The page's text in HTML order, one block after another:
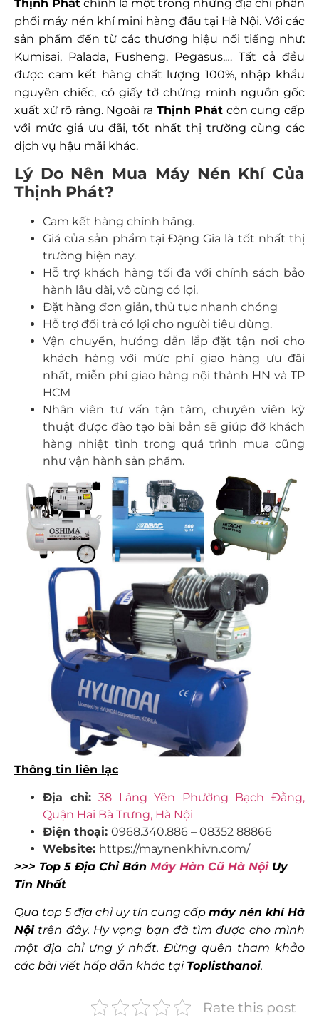
Thịnh Phát chính là một trong những địa chỉ phân
phối máy nén khí mini hàng đầu tại Hà Nội. Với các
sản phẩm đến từ các thương hiệu nổi tiếng như:
Kumisai, Palada, Fusheng, Pegasus,… Tất cả đều
được cam kết hàng chất lượng 100%, nhập khẩu
nguyên chiếc, có giấy tờ chứng minh nguồn gốc
xuất xứ rõ ràng. Ngoài ra Thịnh Phát còn cung cấp
với mức giá ưu đãi, tốt nhất thị trường cùng các
dịch vụ hậu mãi khác.
Lý Do Nên Mua Máy Nén Khí Của
Thịnh Phát?
Cam kết hàng chính hãng.
Giá của sản phẩm tại Đặng Gia là tốt nhất thị
trường hiện nay.
Hỗ trợ khách hàng tối đa với chính sách bảo
hành lâu dài, vô cùng có lợi.
Đặt hàng đơn giản, thủ tục nhanh chóng
Hỗ trợ đổi trả có lợi cho người tiêu dùng.
Vận chuyển, hướng dẫn lắp đặt tận nơi cho
khách hàng với mức phí giao hàng ưu đãi
nhất, miễn phí giao hàng nội thành HN và TP
HCM
Nhân viên tư vấn tận tâm, chuyên viên kỹ
thuật được đào tạo bài bản sẽ giúp đỡ khách
hàng nhiệt tình trong quá trình mua cũng
như vận hành sản phẩm.
Thông tin liên lạc
Địa chỉ:38 Lãng Yên Phường Bạch Đằng,
Quận Hai Bà Trưng, Hà Nội
Điện thoại: 0968.340.886 – 08352 88866
Website: https://maynenkhivn.com/
>>> Top 5 Địa Chỉ Bán Máy Hàn Cũ Hà NộiUy
Tín Nhất
Qua top 5 địa chỉ uy tín cung cấp máy nén khí Hà
Nộitrên đây. Hy vọng bạn đã tìm được cho mình
một địa chỉ ưng ý nhất. Đừng quên tham khảo
các bài viết hấp dẫn khác tại Toplisthanoi.
Rate this post